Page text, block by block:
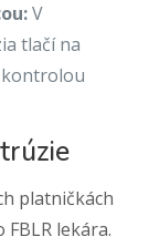
V
tlačí na
kontrolou
platničkách
lekára.